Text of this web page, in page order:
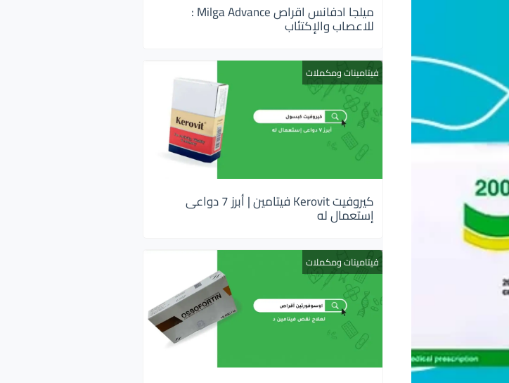
ميلجا ادفانس اقراص Milga Advance :
للاعصاب والإكتئاب
فيتامينات ومكملات
كيروفيت Kerovit فيتامين | أبرز 7 دواعى
إستعمال له
فيتامينات ومكملات